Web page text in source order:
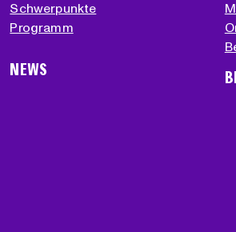
Schwerpunkte
Programm
NEWS